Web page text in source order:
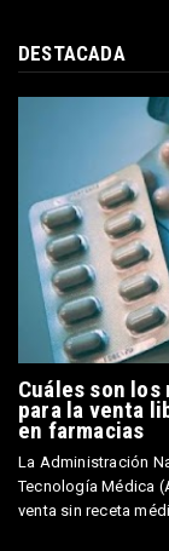
DESTACADA
Cuáles son
para la venta
en farmacias
La Administración
Tecnología Médica
venta sin receta